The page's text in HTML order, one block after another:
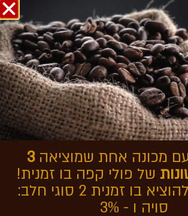
בחזרה לכתבות
כוס קפה שחור?
עם מכונה אחת שמוציאה3
של פולי קפה בו זמנית!
*יכולה גם להוציא בו זמנית 2 סוגי חלב:
סויה ו - 3%